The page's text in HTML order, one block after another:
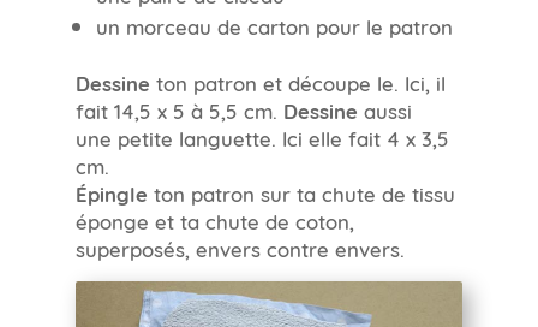
un morceau de carton pour le patron
Dessine ton patron et découpe le. Ici, il
fait 14,5 x 5 à 5,5 cm. Dessine aussi
une petite languette. Ici elle fait 4 x 3,5
cm.
Épingle ton patron sur ta chute de tissu
éponge et ta chute de coton,
superposés, envers contre envers.